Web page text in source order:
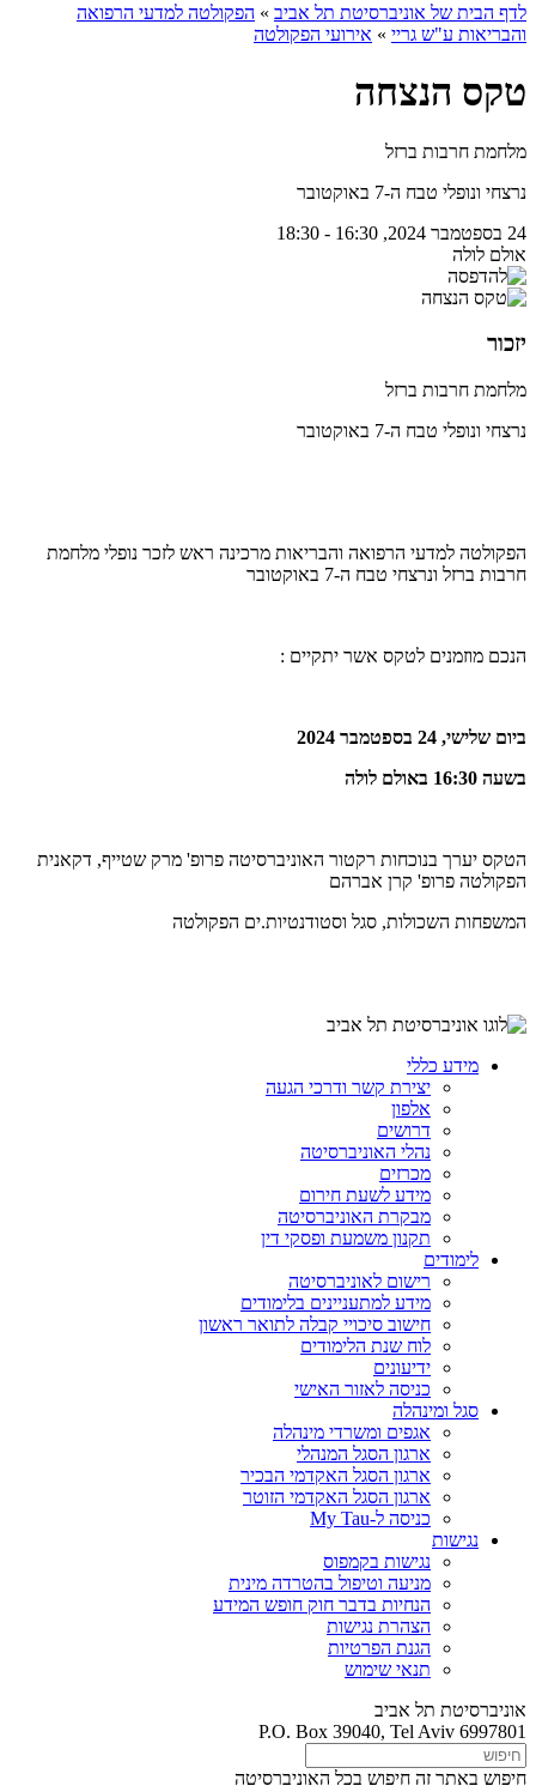
לדף הבית של אוניברסיטת תל אביב » הפקולטה למדעי הרפואה
והבריאות ע"ש גריי » אירועי הפקולטה
טקס הנצחה
מלחמת חרבות ברזל
נרצחי ונופלי טבח ה-7 באוקטובר
24 בספטמבר 2024, 16:30 - 18:30
אולם לולה
יזכור
מלחמת חרבות ברזל
נרצחי ונופלי טבח ה-7 באוקטובר
הפקולטה למדעי הרפואה והבריאות מרכינה ראש לזכר נופלי מלחמת
חרבות ברזל ונרצחי טבח ה-7 באוקטובר
הנכם מוזמנים לטקס אשר יתקיים :
ביום שלישי, 24 בספטמבר 2024
בשעה 16:30 באולם לולה
הטקס יערך בנוכחות רקטור האוניברסיטה פרופ' מרק שטייף, דקאנית
הפקולטה פרופ' קרן אברהם
המשפחות השכולות, סגל וסטודנטיות.ים הפקולטה
מידע כללי
יצירת קשר ודרכי הגעה
אלפון
דרושים
נהלי האוניברסיטה
מכרזים
מידע לשעת חירום
מבקרת האוניברסיטה
תקנון משמעת ופסקי דין
לימודים
רישום לאוניברסיטה
מידע למתעניינים בלימודים
חישוב סיכויי קבלה לתואר ראשון
לוח שנת הלימודים
ידיעונים
כניסה לאזור האישי
סגל ומינהלה
אגפים ומשרדי מינהלה
ארגון הסגל המנהלי
ארגון הסגל האקדמי הבכיר
ארגון הסגל האקדמי הזוטר
כניסה ל-My Tau
נגישות
נגישות בקמפוס
מניעה וטיפול בהטרדה מינית
הנחיות בדבר חוק חופש המידע
הצהרת נגישות
הגנת הפרטיות
תנאי שימוש
אוניברסיטת תל אביב
P.O. Box 39040, Tel Aviv 6997801
חיפוש באתר זה חיפוש בכל האוניברסיטה